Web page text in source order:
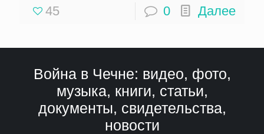
45 0 Далее
Война в Чечне: видео, фото,
музыка, книги, статьи,
документы, свидетельства,
новости